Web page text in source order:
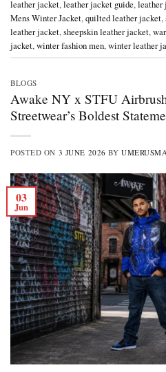
leather jacket,leather jacket guide,leather
Mens Winter Jacket,quilted leather jacket,
leather jacket,sheepskin leather jacket,
jacket,winter fashion men,winter leather
BLOGS
Awake NY x STFU
Streetwear’s Boldest
POSTED ON 3 JUNE 2026 BY
03
Jun